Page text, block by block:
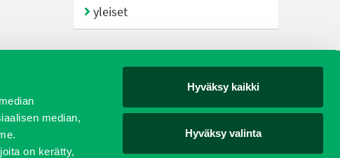
median,
on kerätty,
Hyväksy kaikki
Hyväksy valinta
yleiset